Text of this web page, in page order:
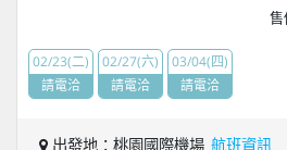
售
02/23(二)
請電洽
02/27(六)
請電洽
03/04(四)
請電洽
出發地：桃園國際機場 航班資訊